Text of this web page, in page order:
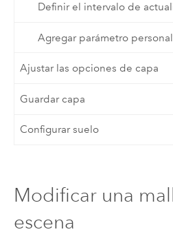
Definir el intervalo de
Agregar parámetro
Ajustar las opciones de capa
Guardar capa
Configurar suelo
Modificar una
escena